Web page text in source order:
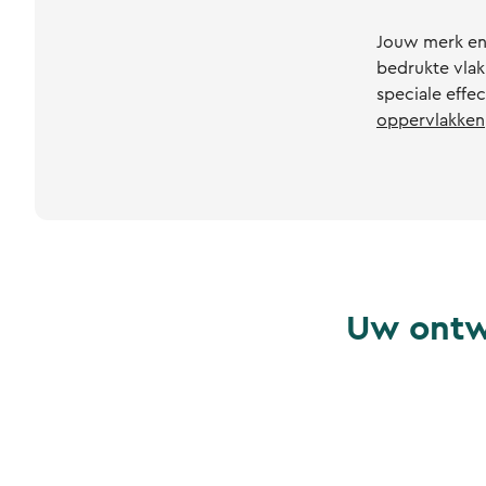
Jouw merk
bedrukte
speciale
oppervlakken
Uw